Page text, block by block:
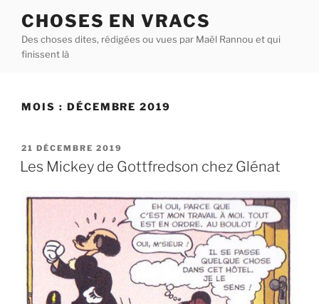
contenu
principal
CHOSES EN VRACS
Des choses dites, rédigées ou vues par Maël Rannou et qui
finissent là
MOIS : DÉCEMBRE 2019
PUBLIÉ
LE
21 DÉCEMBRE 2019
Les Mickey de Gottfredson chez Glénat